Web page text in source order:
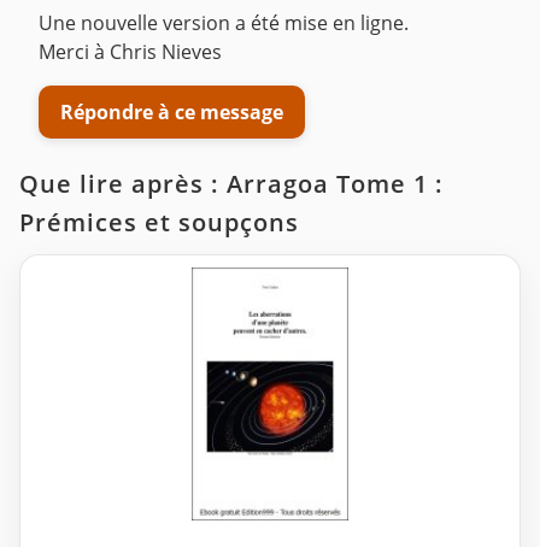
Une nouvelle version a été mise en ligne.
Merci à Chris Nieves
Répondre à ce message
Que lire après : Arragoa Tome 1 :
Prémices et soupçons